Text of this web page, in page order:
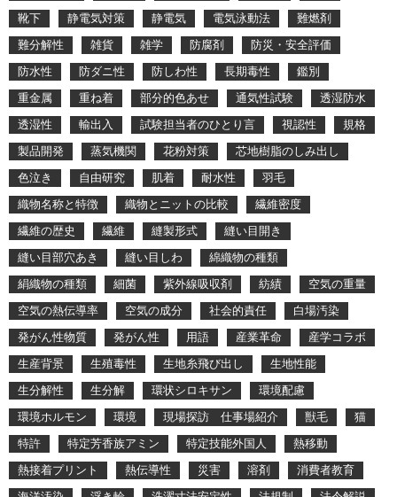
靴下
静電気対策 静電気 電気泳動法
難燃剤
難分解性
雑貨 雑学 防腐剤
防災・安全評価
防水性
防ダニ性 防しわ性 長期毒性
鑑別
重金属
重ね着 部分的色あせ 通気性試験
透湿防水
透湿性
輸出入 試験担当者のひとり言 視認性
規格
製品開発
蒸気機関 花粉対策
芯地樹脂のしみ出し
色泣き
自由研究 肌着 耐水性
羽毛
織物名称と特徴
織物とニットの比較
繊維密度
繊維の歴史
繊維 縫製形式
縫い目開き
縫い目部穴あき
縫い目しわ
綿織物の種類
絹織物の種類
細菌 紫外線吸収剤 紡績
空気の重量
空気の熱伝導率
空気の成分 社会的責任
白場汚染
発がん性物質
発がん性 用語 産業革命
産学コラボ
生産背景
生殖毒性 生地糸飛び出し
生地性能
生分解性
生分解 環状シロキサン
環境配慮
環境ホルモン
環境 現場探訪 仕事場紹介 獣毛
猫
特許
特定芳香族アミン 特定技能外国人
熱移動
熱接着プリント
熱伝導性 災害 溶剤
消費者教育